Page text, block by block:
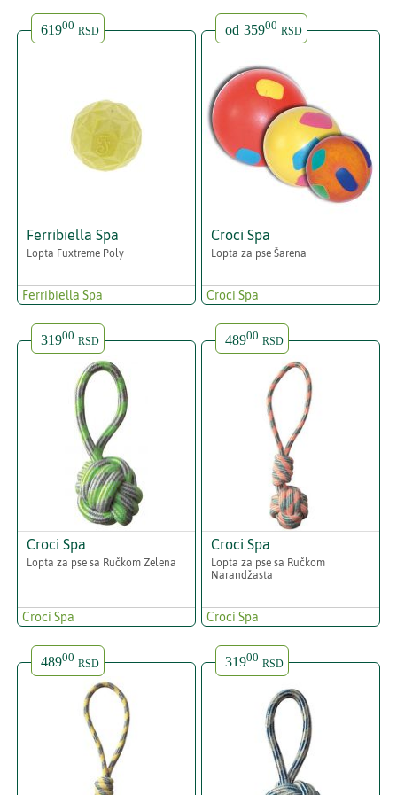
61900 RSD
Ferribiella Spa
Lopta Fuxtreme Poly
Ferribiella Spa
od 35900 RSD
Croci Spa
Lopta za pse Šarena
Croci Spa
31900 RSD
Croci Spa
Lopta za pse sa Ručkom Zelena
Croci Spa
48900 RSD
Croci Spa
Lopta za pse sa Ručkom
Narandžasta
Croci Spa
48900 RSD 31900 RSD